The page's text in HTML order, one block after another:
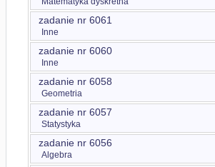
zadanie nr 6061
Inne
zadanie nr 6060
Inne
zadanie nr 6058
Geometria
zadanie nr 6057
Statystyka
zadanie nr 6056
Algebra